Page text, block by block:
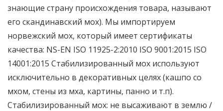
знающие страну происхождения товара, называют
его скандинавский мох). Мы импортируем
норвежский мох, который имеет сертификаты
качества: NS-EN ISO 11925-2:2010 ISO 9001:2015 ISO
14001:2015 Стабилизированный мох используют
исключительно в декоративных целях (кашпо со
мхом, стены из мха, картины, панно и т.п).
Стабилизированный мох: не высаживают в землю /